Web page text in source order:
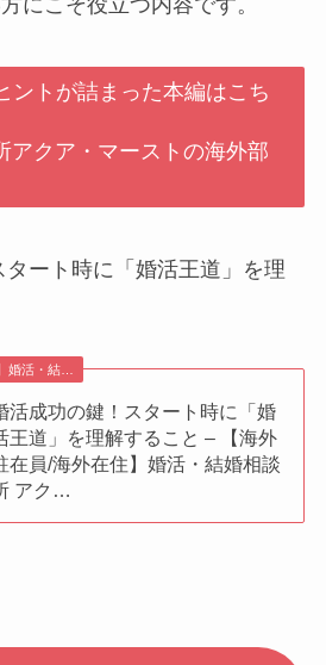
ントが詰まった本編はこち
アクア・マーストの海外部
ート時に「婚活王道」を理
婚活・結…
活成功の鍵！スタート時に「婚
王道」を理解すること – 【海外
在員/海外在住】婚活・結婚相談
アク…